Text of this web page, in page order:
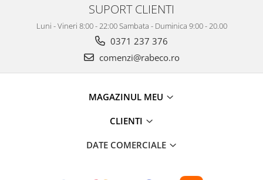
SUPORT CLIENTI
Luni - Vineri 8:00 - 22:00 Sambata - Duminica 9:00 - 20.00
0371 237 376
comenzi@rabeco.ro
MAGAZINUL MEU
CLIENTI
DATE COMERCIALE